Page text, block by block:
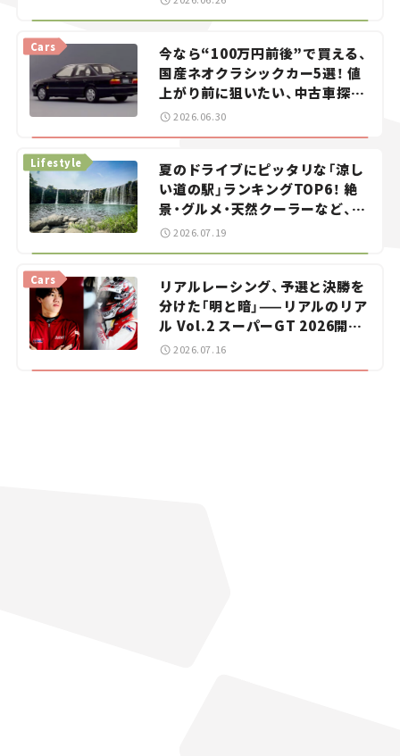
今なら“100万円前後”で買える、
国産ネオクラシックカー5選！ 値
上がり前に狙いたい、中古車探し
をお手伝い――ちょっとイケてるマ
Cars
2026.06.30
夏のドライブにピッタリな「涼し
い道の駅」ランキングTOP6！ 絶
景・グルメ・天然クーラーなど、避
暑におすすめのスポットを紹介
Lifestyle
2026.07.19
リアルレーシング、予選と決勝を
分けた「明と暗」——リアルのリア
ル Vol.2 スーパーGT 2026開幕
戦 岡山国際サーキット
Cars
2026.07.16